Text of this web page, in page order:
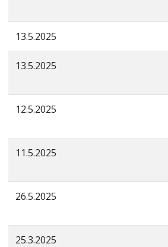
13.5.2025
13.5.2025
12.5.2025
11.5.2025
26.5.2025
25.3.2025